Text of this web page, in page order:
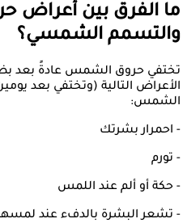
ما الفرق بين
والتسمم الشمسي؟
تختفي حروق الشمس عادةً بعد
الأعراض التالية (وتختفي بعد
الشمس:
- احمرار بشرتك
- تورم
- حكة أو ألم عند اللمس
- تشعر البشرة بالدفء عند